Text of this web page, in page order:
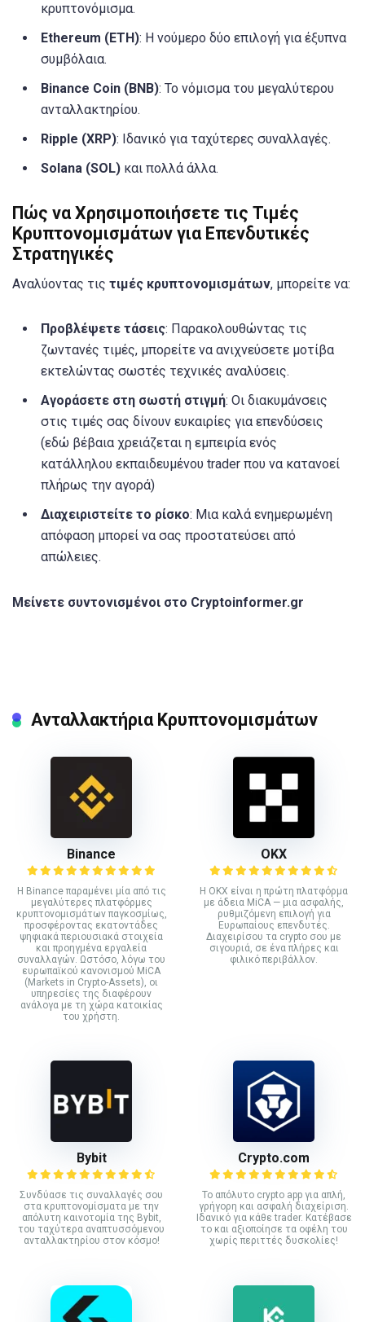
κρυπτονόμισμα.
Ethereum (ETH): Η νούμερο δύο επιλογή για έξυπνα
συμβόλαια.
Binance Coin (BNB): Το νόμισμα του μεγαλύτερου
ανταλλακτηρίου.
Ripple (XRP): Ιδανικό για ταχύτερες συναλλαγές.
Solana (SOL) και πολλά άλλα.
Πώς να Χρησιμοποιήσετε τις Τιμές
Κρυπτονομισμάτων για Επενδυτικές
Στρατηγικές
Αναλύοντας τις τιμές κρυπτονομισμάτων, μπορείτε να:
Προβλέψετε τάσεις: Παρακολουθώντας τις
ζωντανές τιμές, μπορείτε να ανιχνεύσετε μοτίβα
εκτελώντας σωστές τεχνικές αναλύσεις.
Αγοράσετε στη σωστή στιγμή: Οι διακυμάνσεις
στις τιμές σας δίνουν ευκαιρίες για επενδύσεις
(εδώ βέβαια χρειάζεται η εμπειρία ενός
κατάλληλου εκπαιδευμένου trader που να κατανοεί
πλήρως την αγορά)
Διαχειριστείτε το ρίσκο: Μια καλά ενημερωμένη
απόφαση μπορεί να σας προστατεύσει από
απώλειες.
Μείνετε συντονισμένοι στο Cryptoinformer.gr
Ανταλλακτήρια Κρυπτονομισμάτων
Binance
Η Binance παραμένει μία από τις
μεγαλύτερες πλατφόρμες
κρυπτονομισμάτων παγκοσμίως,
προσφέροντας εκατοντάδες
ψηφιακά περιουσιακά στοιχεία
και προηγμένα εργαλεία
συναλλαγών. Ωστόσο, λόγω του
ευρωπαϊκού κανονισμού MiCA
(Markets in Crypto-Assets), οι
υπηρεσίες της διαφέρουν
ανάλογα με τη χώρα κατοικίας
του χρήστη.
ΟΚΧ
Η OKX είναι η πρώτη πλατφόρμα
με άδεια MiCA — μια ασφαλής,
ρυθμιζόμενη επιλογή για
Ευρωπαίους επενδυτές.
Διαχειρίσου τα crypto σου με
σιγουριά, σε ένα πλήρες και
φιλικό περιβάλλον.
Bybit
Συνδύασε τις συναλλαγές σου
στα κρυπτονομίσματα με την
απόλυτη καινοτομία της Bybit,
του ταχύτερα αναπτυσσόμενου
ανταλλακτηρίου στον κόσμο!
Crypto.com
Το απόλυτο crypto app για απλή,
γρήγορη και ασφαλή διαχείριση.
Ιδανικό για κάθε trader. Κατέβασε
το και αξιοποίησε τα οφέλη του
χωρίς περιττές δυσκολίες!